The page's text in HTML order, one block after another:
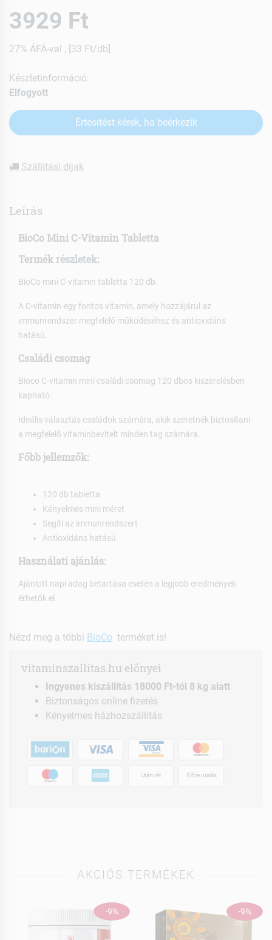
3929 Ft
27% ÁFÁ-val , [33 Ft/db]
Készletinformáció:
Elfogyott
Értesítést kérek, ha beérkezik
Szállítási díjak
Leírás
BioCo Mini C-Vitamin Tabletta
Termék részletek:
BioCo mini C-vitamin tabletta 120 db.
A C-vitamin egy fontos vitamin, amely hozzájárul az
immunrendszer megfelelő működéséhez és antioxidáns
hatású.
Családi csomag
Bioco C-vitamin mini családi csomag 120 dbos kiszerelésben
kapható.
Ideális választás családok számára, akik szeretnék biztosítani
a megfelelő vitaminbevitelt minden tag számára.
Főbb jellemzők:
120 db tabletta
Kényelmes mini méret
Segíti az immunrendszert
Antioxidáns hatású
Használati ajánlás:
Ajánlott napi adag betartása esetén a legjobb eredmények
érhetők el.
Nézd meg a többi BioCo terméket is!
vitaminszallitas.hu előnyei
Ingyenes kiszállítás 18000 Ft-tól 8 kg alatt
Biztonságos online fizetés
Kényelmes házhozszállítás
Utánvét Előre utalás
AKCIÓS TERMÉKEK
-9% -9%